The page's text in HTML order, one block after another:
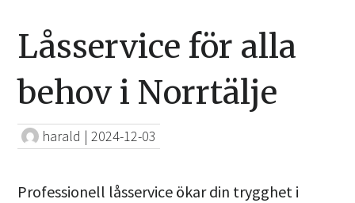
Låsservice för alla
behov i Norrtälje
harald |2024-12-03
Professionell låsservice ökar din trygghet i